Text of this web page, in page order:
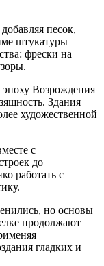
песок,
штукатуры
фрески на
эпоху Возрождения
Здания
художественной
с
до
работать с
но основы
продолжают
гладких и